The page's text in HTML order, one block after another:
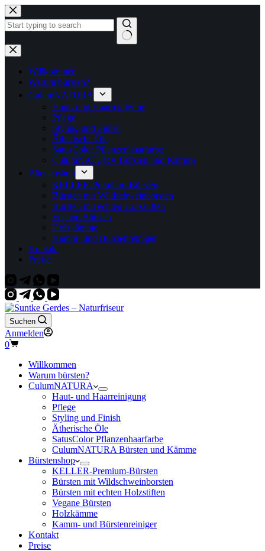
Zum
Inhalt
springen
Keine
Ergebnisse
Willkommen
Warum bürsten?
CulumNATURA
Haut- und Haarreinigung
Pflege
Styling und Finish
Ätherische Öle
SatusColor Pflanzenhaarfarbe
CulumNATURA Bürsten und Kämme
Bürstenshop
KELLER-Premium-Bürsten
Bürsten mit Wildschweinborsten
Bürsten mit echten Holzstiften
Vegane Bürsten
Holzkämme
Kamm- und Bürstenreiniger
Kontakt
Preise
Suchen
Anmelden
Warenkorb
0
Willkommen
Warum bürsten?
CulumNATURA
Haut- und Haarreinigung
Pflege
Styling und Finish
Ätherische Öle
SatusColor Pflanzenhaarfarbe
CulumNATURA Bürsten und Kämme
Bürstenshop
KELLER-Premium-Bürsten
Bürsten mit Wildschweinborsten
Bürsten mit echten Holzstiften
Vegane Bürsten
Holzkämme
Kamm- und Bürstenreiniger
Kontakt
Preise